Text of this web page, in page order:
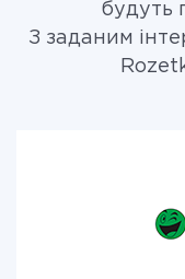
будуть
З заданим